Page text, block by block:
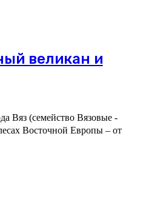
великан и
Вяз (семейство Вязовые -
Восточной Европы – от